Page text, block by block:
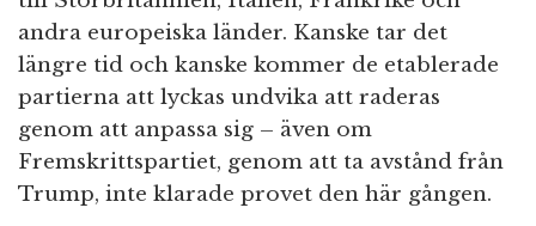
andra europeiska länder. Kanske tar det
längre tid och kanske kommer de etablerade
partierna att lyckas undvika att raderas
genom att anpassa sig – även om
Fremskrittspartiet, genom att ta avstånd från
Trump, inte klarade provet den här gången.